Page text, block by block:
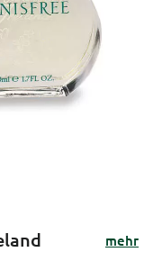
mehr